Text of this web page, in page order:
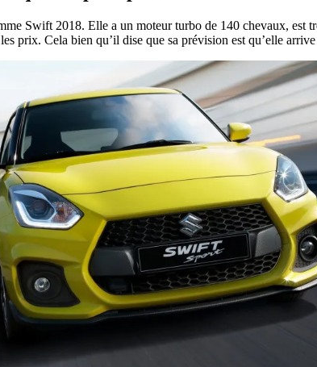
Swift 2018. Elle a un moteur turbo de 140 chevaux, est
prix. Cela bien qu’il dise que sa prévision est qu’elle